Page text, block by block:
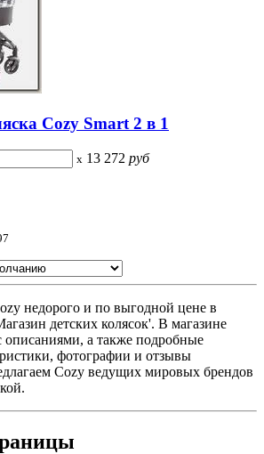
Cozy Smart 2 в 1
x 13 272 руб
недорого и по выгодной цене в
детских колясок'. В магазине
описаниями, а также подробные
фотографии и отзывы
Cozy ведущих мировых брендов